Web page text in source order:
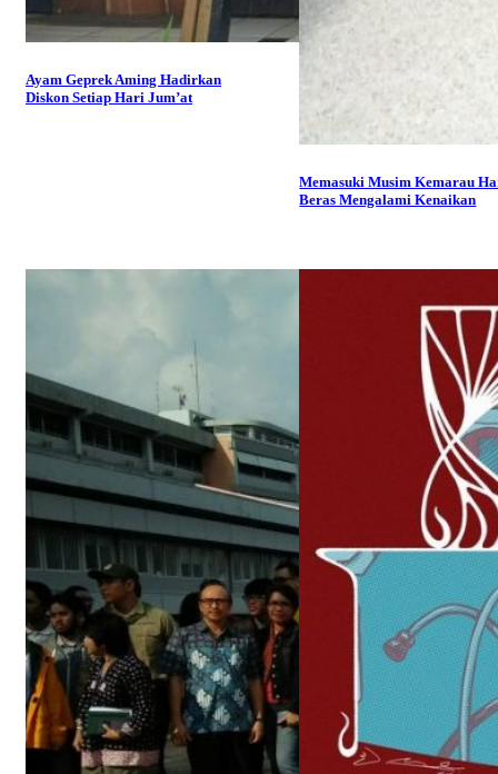
Ayam Geprek Aming Hadirkan
Diskon Setiap Hari Jum’at
Memasuki Musim Kemarau
Beras Mengalami Kenaikan